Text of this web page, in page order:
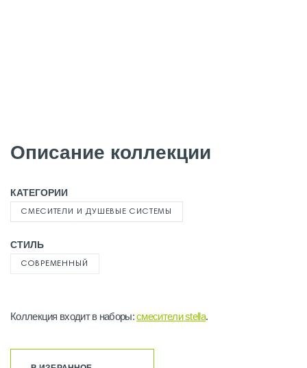
Описание коллекции
КАТЕГОРИИ
СМЕСИТЕЛИ И ДУШЕВЫЕ СИСТЕМЫ
СТИЛЬ
СОВРЕМЕННЫЙ
Коллекция входит в наборы:смесители stella.